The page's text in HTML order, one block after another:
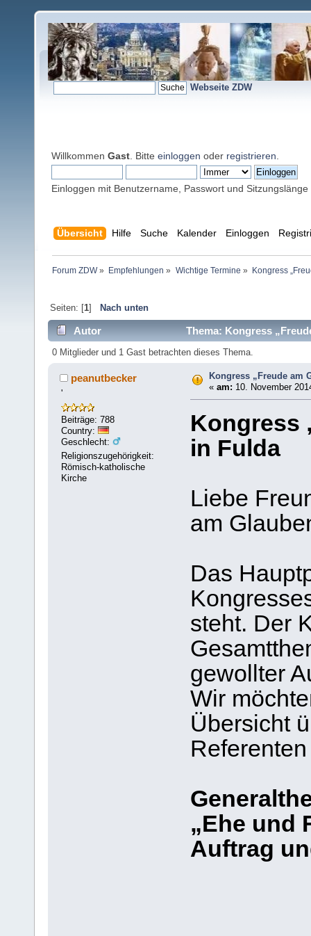
Webseite ZDW
Willkommen Gast . Bitte einloggen oder registrieren
Einloggen mit Benutzername, Passwort und Sitzungslänge
Übersicht Hilfe Suche Kalender Einloggen
Forum ZDW» Empfehlungen » Wichtige Termine » Kongress
Seiten: [1] Nach unten
Autor Thema: Kongress
0 Mitglieder und 1 Gast betrachten dieses Thema.
peanutbecker
'
Beiträge: 788
Country:
Geschlecht:
Religionszugehörigkeit:
Römisch-katholische
Kirche
Kongress „Freude am
«am: 10. November
Kongress
in Fulda
Liebe
am
Das
steht. Der
gewollter
Wir
Übersicht
„Ehe und
Auftrag